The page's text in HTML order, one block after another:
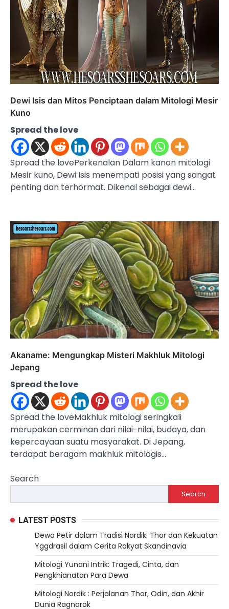
Dewi Isis dan Mitos Penciptaan dalam Mitologi Mesir
Kuno
Spread the love
Spread the lovePerkenalan Dalam kanon mitologi
Mesir kuno, Dewi Isis menempati posisi yang sangat
penting dan terhormat. Dikenal sebagai dewi…
Akaname: Mengungkap Misteri Makhluk Mitologi
Jepang
Spread the love
Spread the loveMakhluk mitologi seringkali
merupakan cerminan dari nilai-nilai, budaya, dan
kepercayaan suatu masyarakat. Di Jepang,
terdapat beragam makhluk mitologis…
Search
Search
LATEST POSTS
Dewa Petir dalam Tradisi Nordik: Thor dan Kekuatan
Yggdrasil dalam Cerita Rakyat Skandinavia
Mitologi Yunani Intrik: Tragedi, Cinta, dan
Pengkhianatan Para Dewa
Mitologi Nordik : Perjalanan Thor, Odin, dan Akhir
Dunia Ragnarok